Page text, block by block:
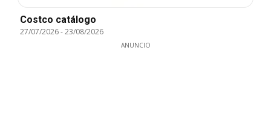
Costco catálogo
27/07/2026-23/08/2026
ANUNCIO